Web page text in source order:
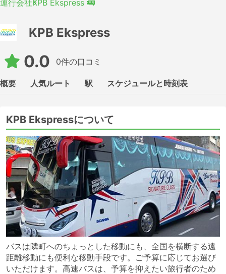
運行会社KPB Ekspress 🚌
KPB Ekspress
0.0 0件の口コミ
概要 人気ルート 駅 スケジュールと時刻表
KPB Ekspressについて
バスは隣町へのちょっとした移動にも、全国を横断する遠
距離移動にも便利な移動手段です。ご予算に応じてお選び
いただけます。高速バスは、予算を抑えたい旅行者のため